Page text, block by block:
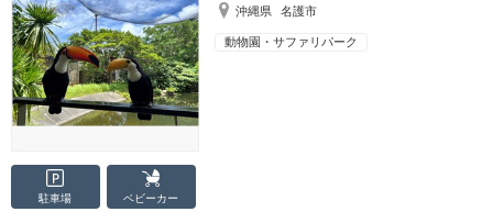
沖縄県 名護市
動物園・サファリパーク
駐車場 ベビーカー